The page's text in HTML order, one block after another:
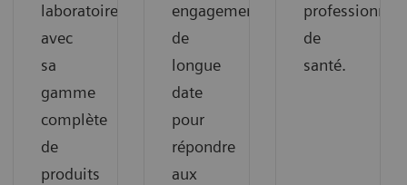
laboratoire
avec
sa
gamme
complète
de
produits
engagement
de
longue
date
pour
répondre
aux
professionnels
de
santé.